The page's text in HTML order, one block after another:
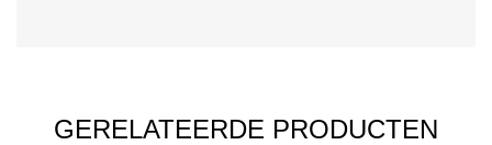
GERELATEERDE PRODUCTEN